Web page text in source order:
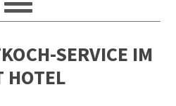
SERVICE IM
HOTEL